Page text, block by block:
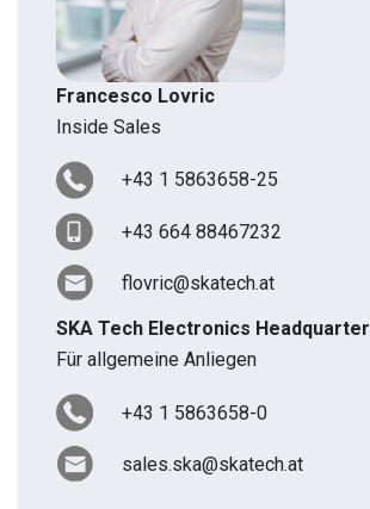
Francesco Lovric
Inside Sales
+43 1 5863658-25
+43 664 88467232
flovric@skatech.at
SKA Tech Electronics Headquarter
Für allgemeine Anliegen
+43 1 5863658-0
sales.ska@skatech.at